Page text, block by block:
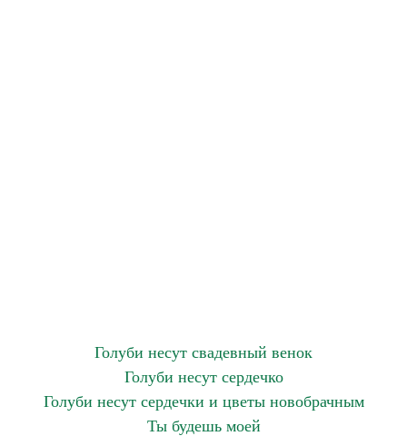
Голуби несут свадевный венок
Голуби несут сердечко
Голуби несут сердечки и цветы новобрачным
Ты будешь моей